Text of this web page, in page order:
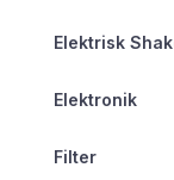
Elektrisk
Elektronik
Filter